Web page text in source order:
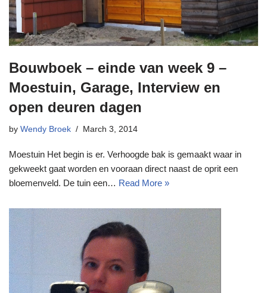
Bouwboek – einde van week 9 –
Moestuin, Garage, Interview en
open deuren dagen
by Wendy Broek March 3, 2014
Moestuin Het begin is er. Verhoogde bak is gemaakt waar in
gekweekt gaat worden en vooraan direct naast de oprit een
bloemenveld. De tuin een… Read More »